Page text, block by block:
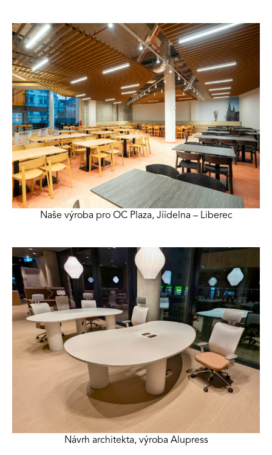
Naše výroba pro OC Plaza, Jíídelna – Liberec
Návrh architekta, výroba Alupress